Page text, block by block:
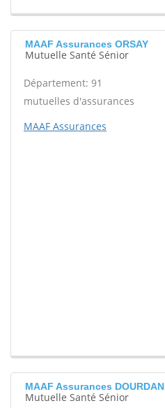
MAAF Assurances ORSAY
Mutuelle Santé Sénior
Département: 91
mutuelles d'assurances
MAAF Assurances
MAAF Assurances DOURDAN
Mutuelle Santé Sénior